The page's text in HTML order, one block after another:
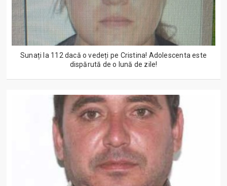
Sunați la 112 dacă o vedeți pe Cristina! Adolescenta este
dispărută de o lună de zile!